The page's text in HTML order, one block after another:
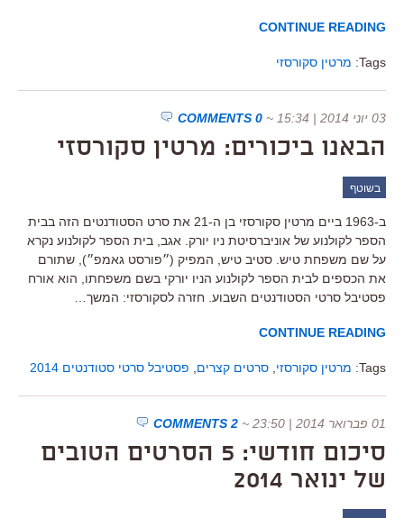
CONTINUE READING
Tags: מרטין סקורסזי
03 יוני 2014 | 15:34 ~
0 COMMENTS
הבאנו ביכורים: מרטין סקורסזי
בשוטף
ב-1963 ביים מרטין סקורסזי בן ה-21 את סרט הסטודנטים הזה בבית
הספר לקולנוע של אוניברסיטת ניו יורק. אגב, בית הספר לקולנוע נקרא
על שם משפחת טיש. סטיב טיש, המפיק (״פורסט גאמפ״), שתורם
את הכספים לבית הספר לקולנוע הניו יורקי בשם משפחתו, הוא אורח
פסטיבל סרטי הסטודנטים השבוע. חזרה לסקורסזי: המשך…
CONTINUE READING
Tags: מרטין סקורסזי סרטים קצרים פסטיבל סרטי סטודנטים 2014
01 פברואר 2014 | 23:50 ~
2 COMMENTS
סיכום חודשי: 5 הסרטים הטובים
של ינואר 2014